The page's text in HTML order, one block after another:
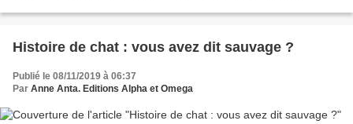
Histoire de chat : vous avez dit sauvage ?
Publié le 08/11/2019 à 06:37
Par Anne Anta. Editions Alpha et Omega